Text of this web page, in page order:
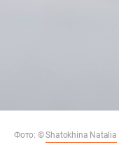
Фото: ©Shatokhina Natalia